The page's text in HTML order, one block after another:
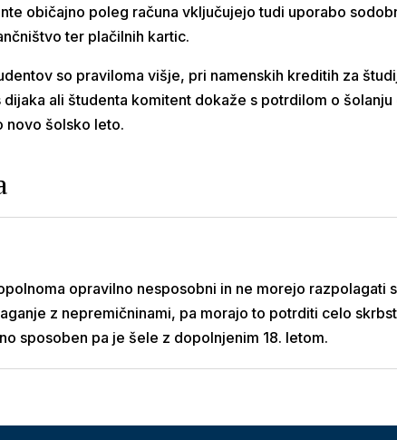
običajno poleg računa vključujejo tudi uporabo
ter plačilnih kartic.
so praviloma višje, pri namenskih kreditih za
ali študenta komitent dokaže s potrdilom o
novo šolsko leto.
opravilno nesposobni in ne morejo
z nepremičninami, pa morajo to potrditi celo
sposoben pa je šele z dopolnjenim 18. letom.